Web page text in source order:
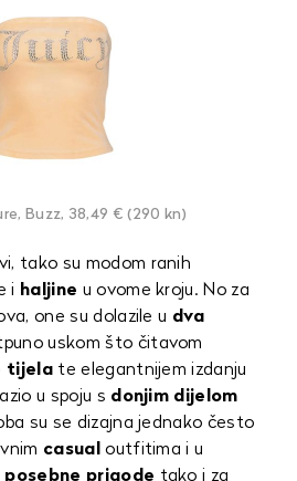
Buzz, 38,49 € (290 kn)
tako su modom ranih
i haljine u ovome kroju. No za
one su dolazile u dva
uskom što čitavom
tijelate elegantnijem izdanju
u spoju s donjim dijelom
su se dizajna jednako često
casual outfitima i u
posebne prigode tako i za